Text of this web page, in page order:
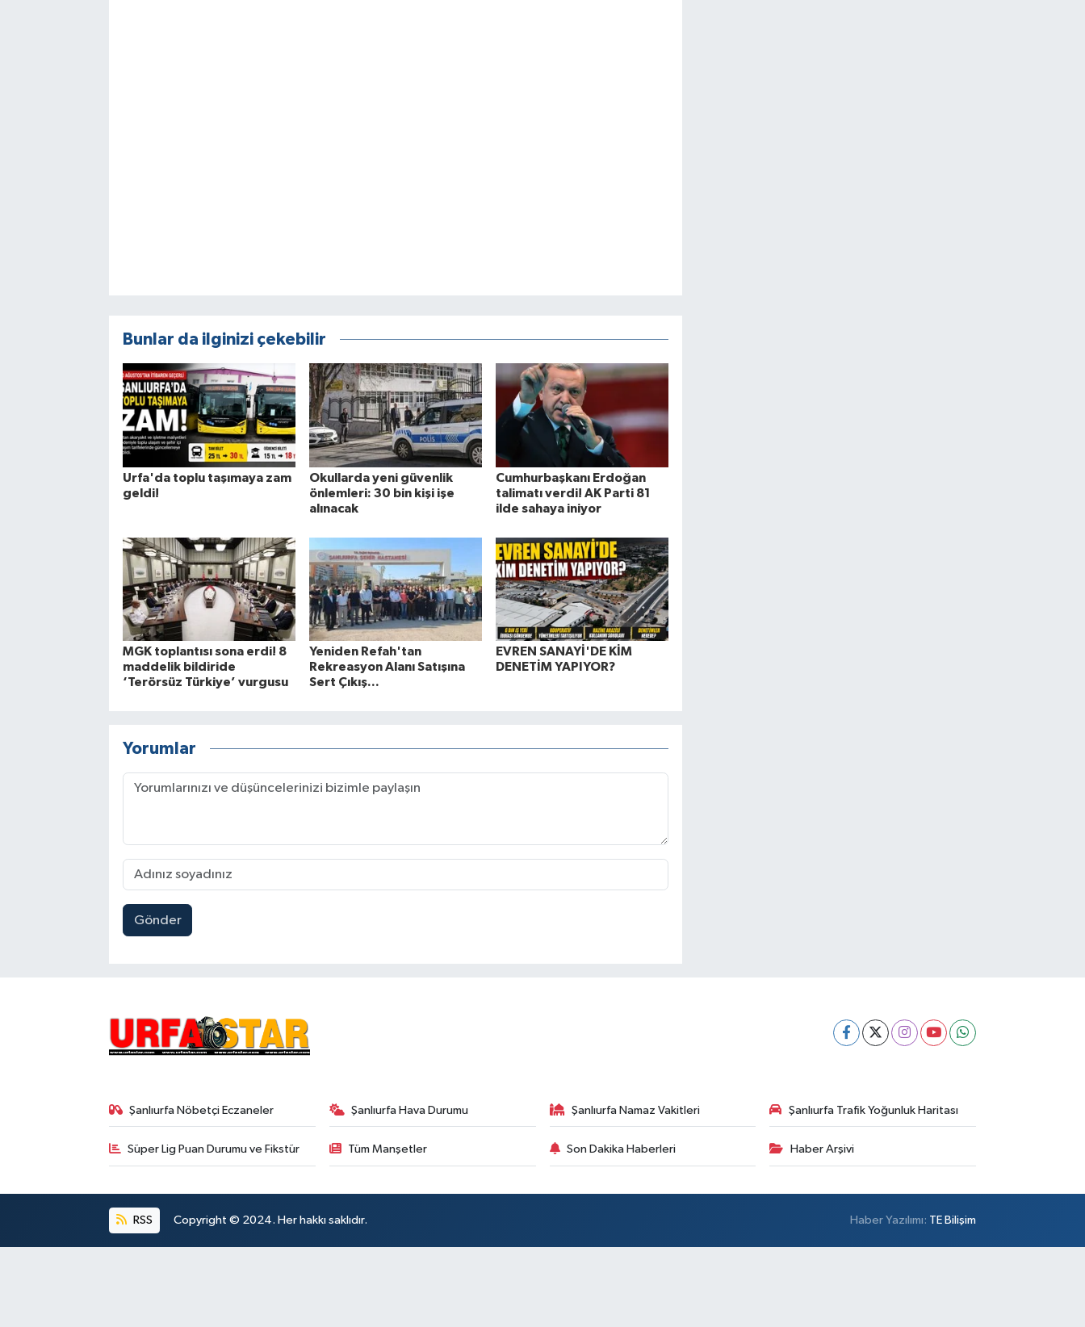
Bunlar da ilginizi çekebilir
Urfa'da toplu taşımaya zam
geldi!
Okullarda yeni güvenlik
önlemleri: 30 bin kişi işe
alınacak
Cumhurbaşkanı Erdoğan
talimatı verdi! AK Parti 81
ilde sahaya iniyor
MGK toplantısı sona erdi! 8
maddelik bildiride
‘Terörsüz Türkiye’ vurgusu
Yeniden Refah'tan
Rekreasyon Alanı Satışına
Sert Çıkış...
EVREN SANAYİ'DE KİM
DENETİM YAPIYOR?
Yorumlar
Gönder
Şanlıurfa Nöbetçi Eczaneler Şanlıurfa Hava Durumu Şanlıurfa Namaz Vakitleri Şanlıurfa Trafik Yoğunluk Haritası
Süper Lig Puan Durumu ve Fikstür Tüm Manşetler Son Dakika Haberleri Haber Arşivi
RSS Copyright © 2024. Her hakkı saklıdır. Haber Yazılımı: TE Bilişim